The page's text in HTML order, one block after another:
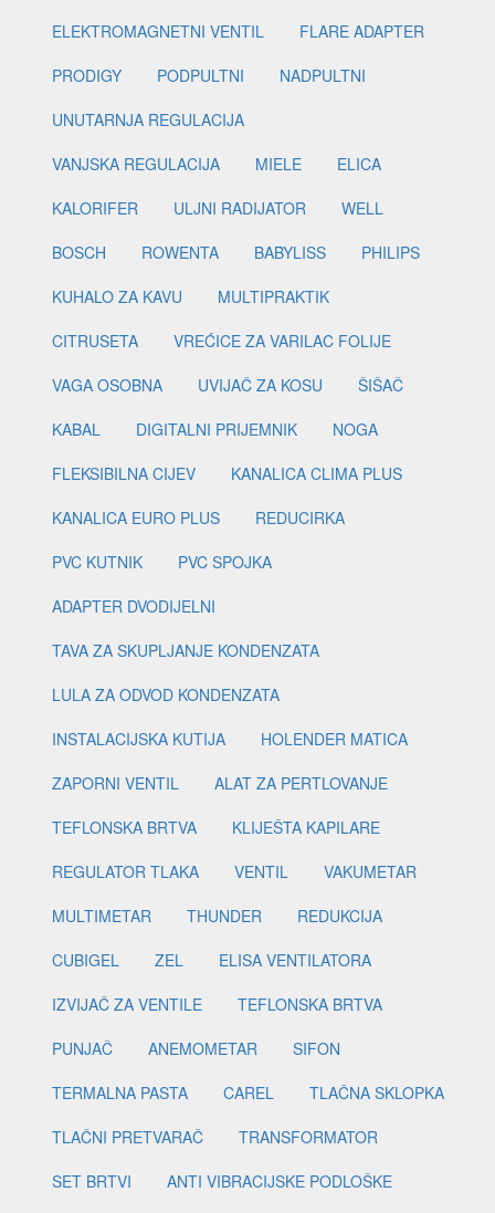
ELEKTROMAGNETNI VENTIL
FLARE ADAPTER
PRODIGY
PODPULTNI
NADPULTNI
UNUTARNJA REGULACIJA
VANJSKA REGULACIJA
MIELE
ELICA
KALORIFER
ULJNI RADIJATOR
WELL
BOSCH
ROWENTA BABYLISS
PHILIPS
KUHALO ZA KAVU
MULTIPRAKTIK
CITRUSETA
VREĆICE ZA VARILAC FOLIJE
VAGA OSOBNA
UVIJAČ ZA KOSU
ŠIŠAČ
KABAL
DIGITALNI PRIJEMNIK
NOGA
FLEKSIBILNA CIJEV
KANALICA CLIMA PLUS
KANALICA EURO PLUS
REDUCIRKA
PVC KUTNIK
PVC SPOJKA
ADAPTER DVODIJELNI
TAVA ZA SKUPLJANJE KONDENZATA
LULA ZA ODVOD KONDENZATA
INSTALACIJSKA KUTIJA
HOLENDER MATICA
ZAPORNI VENTIL
ALAT ZA PERTLOVANJE
TEFLONSKA BRTVA
KLIJEŠTA KAPILARE
REGULATOR TLAKA
VENTIL
VAKUMETAR
MULTIMETAR
THUNDER
REDUKCIJA
CUBIGEL
ZEL
ELISA VENTILATORA
IZVIJAČ ZA VENTILE
TEFLONSKA BRTVA
PUNJAČ
ANEMOMETAR
SIFON
TERMALNA PASTA
CAREL
TLAČNA SKLOPKA
TLAČNI PRETVARAČ
TRANSFORMATOR
SET BRTVI
ANTI VIBRACIJSKE PODLOŠKE